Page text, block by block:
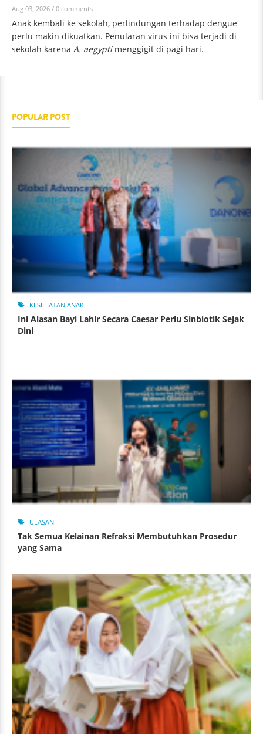
Aug 03, 2026 / 0 comments
Anak kembali ke sekolah, perlindungan terhadap dengue
perlu makin dikuatkan. Penularan virus ini bisa terjadi di
sekolah karena A. aegyptimenggigit di pagi hari.
POPULAR POST
KESEHATAN ANAK
Ini Alasan Bayi Lahir Secara Caesar Perlu Sinbiotik Sejak
Dini
ULASAN
Tak Semua Kelainan Refraksi Membutuhkan Prosedur
yang Sama